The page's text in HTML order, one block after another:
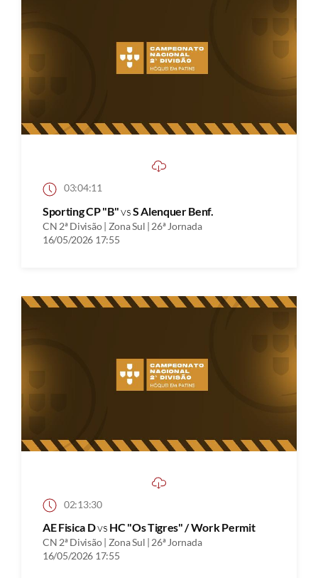
03:04:11
Sporting CP "B"vsS Alenquer Benf.
CN 2ª Divisão | Zona Sul | 26ª Jornada
16/05/2026 17:55
02:13:30
AE Fisica Dvs HC "Os Tigres" / Work Permit
CN 2ª Divisão | Zona Sul | 26ª Jornada
16/05/2026 17:55